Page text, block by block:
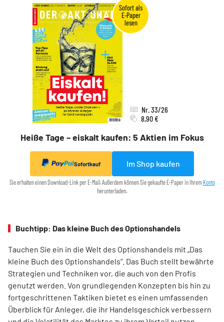
Heiße Tage – eiskalt kaufen: 5 Aktien im Fokus
Nr. 33/26
8,90 €
Sofortkauf Im Shop kaufen
Sie erhalten einen Download-Link per E-Mail. Außerdem können Sie gekaufte E-Paper in Ihrem Konto
herunterladen.
Buchtipp: Das kleine Buch des Optionshandels
Tauchen Sie ein in die Welt des Optionshandels mit „Das
kleine Buch des Optionshandels“. Das Buch stellt bewährte
Strategien und Techniken vor, die auch von den Profis
genutzt werden. Von grundlegenden Konzepten bis hin zu
fortgeschrittenen Taktiken bietet es einen umfassenden
Überblick für Anleger, die ihr Handelsgeschick verbessern